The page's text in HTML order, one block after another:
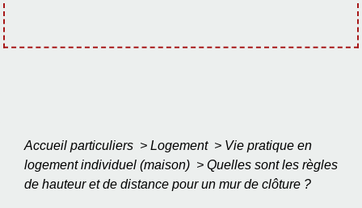
Accueil particuliers > Logement > Vie pratique en
logement individuel (maison) > Quelles sont les règles
de hauteur et de distance pour un mur de clôture ?